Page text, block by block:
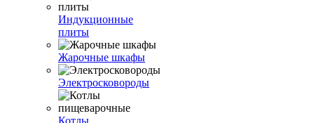
Индукционные
плиты
Жарочные шкафы
Электросковороды
Котлы